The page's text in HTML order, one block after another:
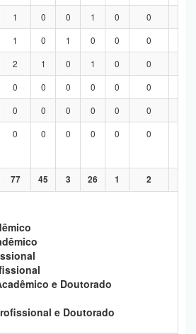
1 0 0 1 0 0
1 0 1 0 0 0
2 1 0 1 0 0
0 0 0 0 0 0
0 0 0 0 0 0
0 0 0 0 0 0
77 45 3 26 1 2
e Doutorado
e Doutorado